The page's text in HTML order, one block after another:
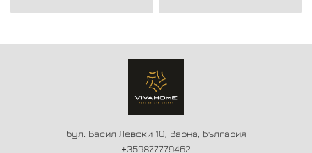
жилищна сграда в жк.
СТРОИТЕЛСТВО //
бул. Васил Левски 10, Варна, България
+359877779462